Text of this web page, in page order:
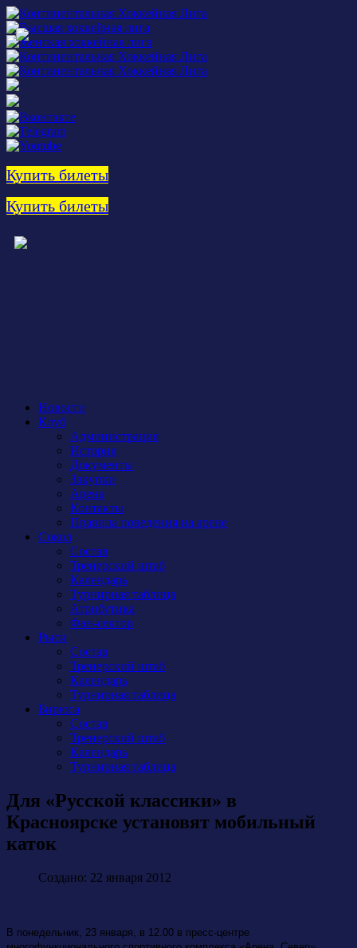
Купить билеты
Купить билеты
Новости
Клуб
Администрация
История
Документы
Закупки
Арена
Контакты
Правила поведения на арене
Сокол
Состав
Тренерский штаб
Календарь
Турнирная таблица
Атрибутика
Фан-сектор
Рыси
Состав
Тренерский штаб
Календарь
Турнирная таблица
Бирюса
Состав
Тренерский штаб
Календарь
Турнирная таблица
Для «Русской классики» в
Красноярске установят мобильный
каток
Создано: 22 января 2012
В понедельник, 23 января, в 12.00 в пресс-центре